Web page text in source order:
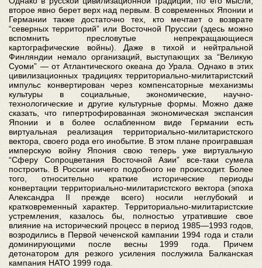
второе явно берет верх над первым. В современных Японии и
Германии также достаточно тех, кто мечтает о возврате
“северных территорий” или Восточной Пруссии (здесь можно
вспомнить пресловутые непрекращающиеся
картографические войны). Даже в тихой и нейтральной
Финляндии немало организаций, выступающих за “Великую
Суоми” — от Атлантического океана до Урала. Однако в этих
цивилизационных традициях территориально-милитаристский
импульс конвертирован через компенсаторные механизмы
культуры в социальные, экономические, научно-
технологические и другие культурные формы. Можно даже
сказать, что гипертрофированная экономическая экспансия
Японии и в более ослабленном виде Германии есть
виртуальная реализация территориально-милитаристского
вектора, своего рода его инобытие. В этом плане проигравшая
имперскую войну Япония свою теперь уже виртуальную
“Сферу Сопроцветания Восточной Азии” все-таки сумела
построить. В России ничего подобного не происходит. Более
того, относительно краткие исторические периоды
конвертации территориально-милитаристского вектора (эпоха
Александра II прежде всего) носили неглубокий и
кратковременный характер. Территориально-милитаристские
устремления, казалось бы, полностью утратившие свое
влияние на исторический процесс в период 1985—1993 годов,
возродились в Первой чеченской кампании 1994 года и стали
доминирующими после весны 1999 года. Причем
детонатором для резкого усиления послужила Балканская
кампания НАТО 1999 года.